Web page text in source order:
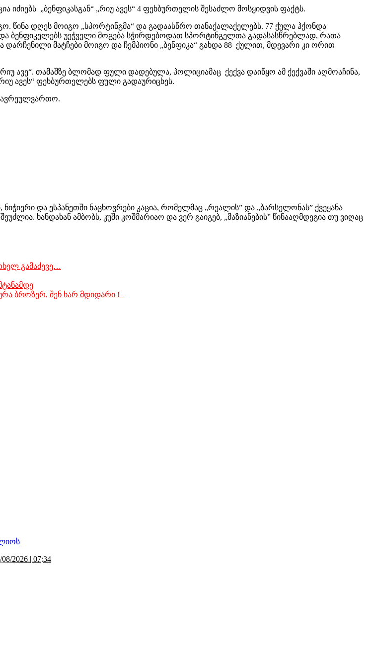
„ბენფიკასგან“ „რიუ ავეს“ 4 ფეხბურთელის შესაძლო მოსყიდვის ფაქტს.
წინა დღეს მოიგო „სპორტინგმა“ და გადაასწრო თანაქალაქელებს. 77 ქულა ჰქონდა
და ბენფიკელებს უეჭველი მოგება სჭირდებოდათ სპორტინგელთა გადასასწრებლად, რათა
დარჩენილი მატჩები მოიგო და ჩემპიონი „ბენფიკა“ გახდა 88 ქულით, მდევარი კი ორით
ავე“. თამაშზე ბლომად ფული დადებულა, პოლიციამაც ქექვა დაიწყო ამ ქექვაში აღმოაჩინა,
ავეს“ ფეხბურთელებს ფული გადაურიცხეს.
და ესპანეთში ნაცხოვრები კაცია, რომელმაც „რეალის” და „ბარსელონას” ქვეყანა
ხანდახან ამბობს, კუში კოშმარიაო და ვერ გაიგებ, „მაზიანების” წინააღმდეგია თუ ვიღაც
გამაძევე…
ბროზერ, შენ ხარ მდიდარი !
08/2026 | 07:34